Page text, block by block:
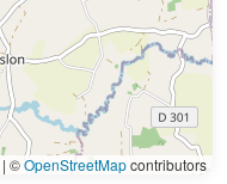
| ©OpenStreetMapcontributors